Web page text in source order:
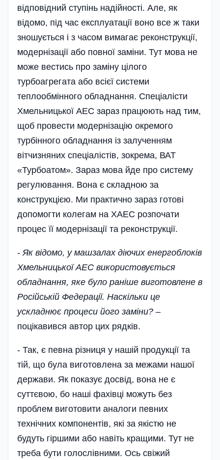
відповідний ступінь надійності. Але, як
відомо, під час експлуатації воно все ж таки
зношується і з часом вимагає реконструкції,
модернізації або повної заміни. Тут мова не
може вестись про заміну цілого
турбоагрегата або всієї системи
теплообмінного обладнання. Спеціалісти
Хмельницької АЕС зараз працюють над тим,
щоб провести модернізацію окремого
турбінного обладнання із залученням
вітчизняних спеціалістів, зокрема, ВАТ
«Турбоатом». Зараз мова йде про систему
регулювання. Вона є складною за
конструкцією. Ми практично зараз готові
допомогти колегам на ХАЕС розпочати
процес її модерні­зації та реконструкції.
- Як відомо, у машзалах діючих енергоблоків
Хмельницької АЕС використовується
обладнання, яке було раніше виготовлене в
Російській Федерації. Наскільки це
ускладнює процеси його заміни? –
поцікавився автор цих рядків.
- Так, є певна різниця у нашій продукції та
тій, що була виготовлена за межами нашої
держави. Як показує досвід, вона не є
суттєвою, бо наші фахівці можуть без
проблем виготовити аналоги певних
технічних компонентів, які за якістю не
будуть гіршими або навіть кращими. Тут не
треба бути голослі­вними. Ось свіжий